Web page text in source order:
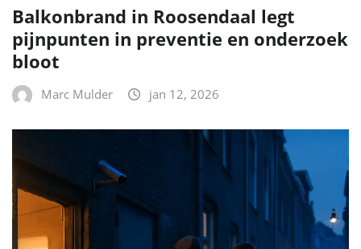
Balkonbrand in Roosendaal legt
pijnpunten in preventie en onderzoek
bloot
Marc Mulder jan 12, 2026